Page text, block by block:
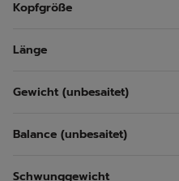
Kopfgröße
Länge
Gewicht (unbesaitet)
Balance (unbesaitet)
Schwunggewicht